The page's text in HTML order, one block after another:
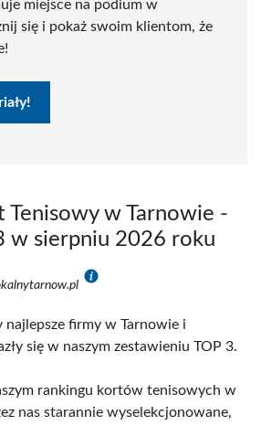
miejsce na podium w
się i pokaż swoim klientom, że
Tenisowy w Tarnowie -
w sierpniu 2026 roku
najlepsze firmy w Tarnowie i
się w naszym zestawieniu TOP 3.
rankingu kortów tenisowych w
nas starannie wyselekcjonowane,